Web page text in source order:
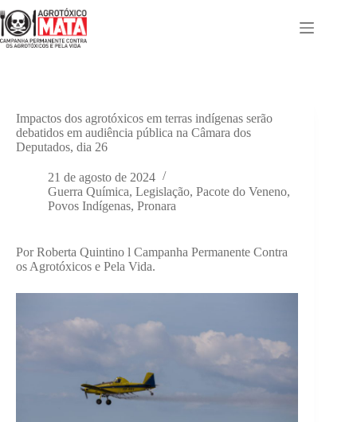
para
o
conteúdo
Impactos dos agrotóxicos em terras indígenas serão
debatidos em audiência pública na Câmara dos
Deputados, dia 26
21 de agosto de 2024
Guerra Química, Legislação, Pacote do Veneno,
Povos Indígenas, Pronara
Por Roberta Quintino l Campanha Permanente Contra
os Agrotóxicos e Pela Vida.